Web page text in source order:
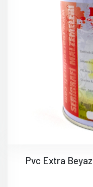
Pvc Extra